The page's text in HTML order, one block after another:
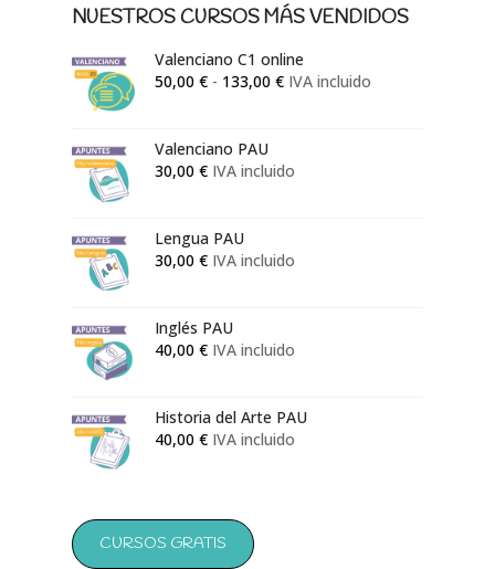
NUESTROS CURSOS MÁS VENDIDOS
Valenciano C1 online
50,00 € - 133,00 €Rango
50,00 €
IVA incluido
Valenciano PAU
30,00 € IVA incluido
Lengua PAU
30,00 € IVA incluido
Inglés PAU
40,00 € IVA incluido
Historia del Arte PAU
40,00 € IVA incluido
CURSOS GRATIS